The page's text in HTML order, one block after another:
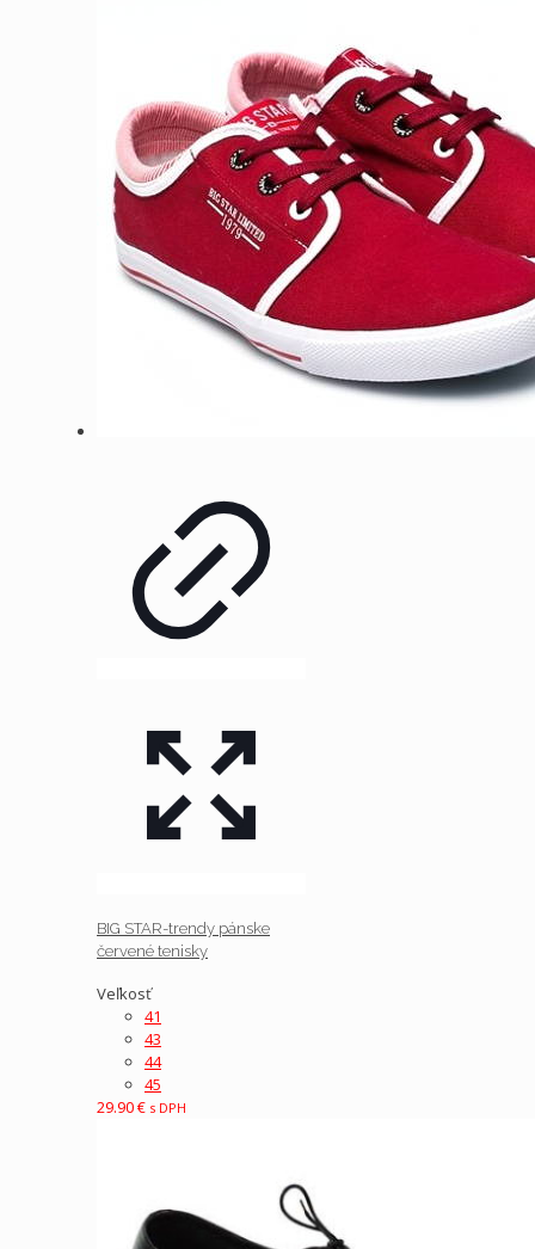
BIG STAR-trendy pánske
červené tenisky
Veľkosť
41
43
44
45
29.90€ s DPH